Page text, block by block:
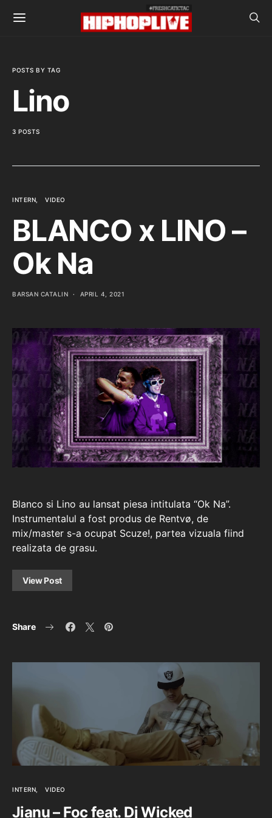
POSTS BY TAG
Lino
3 POSTS
INTERN VIDEO
BLANCO x LINO –
Ok Na
BARSAN CATALIN APRIL 4, 2021
Blanco si Lino au lansat piesa intitulata “Ok Na”.
Instrumentalul a fost produs de Rentvø, de
mix/master s-a ocupat Scuze!, partea vizuala fiind
realizata de grasu.
View Post
Share
INTERN VIDEO
Jianu – Foc feat. Dj Wicked